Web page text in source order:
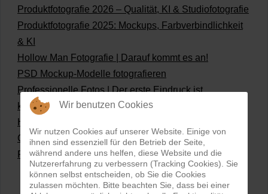
Produktfotografie 2026 – Qualität, KI & Studiofotografie
Produktfotografie 2025: Mockups, Farbverbindlichkeit
& KI
Hollow Man Fotografie | Darauf kommt es an!
PSD Mockup-Modelle fotografieren
Professionelle Fotos | Der erste Eindruck ist
kaufentscheidend
Hollowman und Produktfotografie
Grüne Produktfotos | Wie geht nachhaltige
Produktfotografie?
Wir benutzen Cookies
Wir nutzen Cookies auf unserer Website. Einige von
ihnen sind essenziell für den Betrieb der Seite,
während andere uns helfen, diese Website und die
Nutzererfahrung zu verbessern (Tracking Cookies). Sie
können selbst entscheiden, ob Sie die Cookies
zulassen möchten. Bitte beachten Sie, dass bei einer